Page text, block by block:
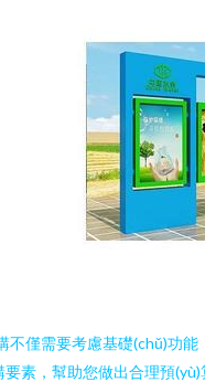
僅需要考慮基礎(chǔ)功
素，幫助您做出合理預